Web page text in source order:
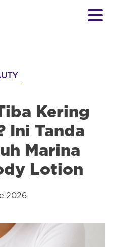
Kering
Ini Tanda
Marina
Lotion
2026